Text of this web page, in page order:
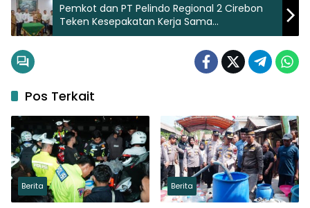
Pemkot dan PT Pelindo Regional 2 Cirebon
Teken Kesepakatan Kerja Sama
Kepelabuhanan
Pos Terkait
Berita Berita